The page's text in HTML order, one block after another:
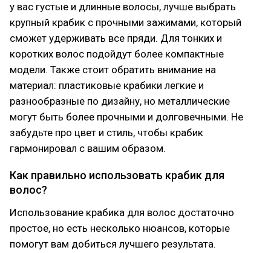
у вас густые и длинные волосы, лучше выбрать
крупный крабик с прочными зажимами, который
сможет удерживать все пряди. Для тонких и
коротких волос подойдут более компактные
модели. Также стоит обратить внимание на
материал: пластиковые крабики легкие и
разнообразные по дизайну, но металлические
могут быть более прочными и долговечными. Не
забудьте про цвет и стиль, чтобы крабик
гармонировал с вашим образом.
Как правильно использовать крабик для
волос?
Использование крабика для волос достаточно
простое, но есть несколько нюансов, которые
помогут вам добиться лучшего результата.